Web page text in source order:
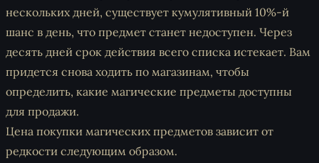
нескольких дней, существует кумулятивный 10%-й
шанс в день, что предмет станет недоступен. Через
десять дней срок действия всего списка истекает. Вам
придется снова ходить по магазинам, чтобы
определить, какие магические предметы доступны
для продажи.
Цена покупки магических предметов зависит от
редкости следующим образом.